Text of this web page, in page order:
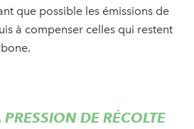
que possible les émissions de
à compenser celles qui restent
DE RÉCOLTE